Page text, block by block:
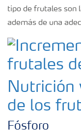
Consejos para
tipo de frutales son
además de una
Nutrición
de los
Fósforo